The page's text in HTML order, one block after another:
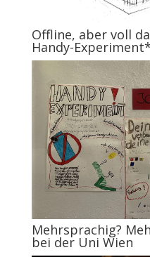
Offline, aber voll
Handy-Experiment*
Mehrsprachig?
bei der Uni Wien